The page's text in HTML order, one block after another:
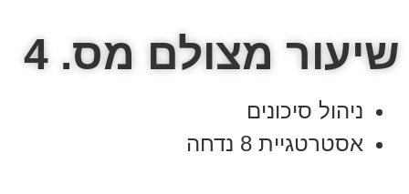
שיעור מצולם מס. 4
ניהול סיכונים
אסטרטגיית 8 נדחה